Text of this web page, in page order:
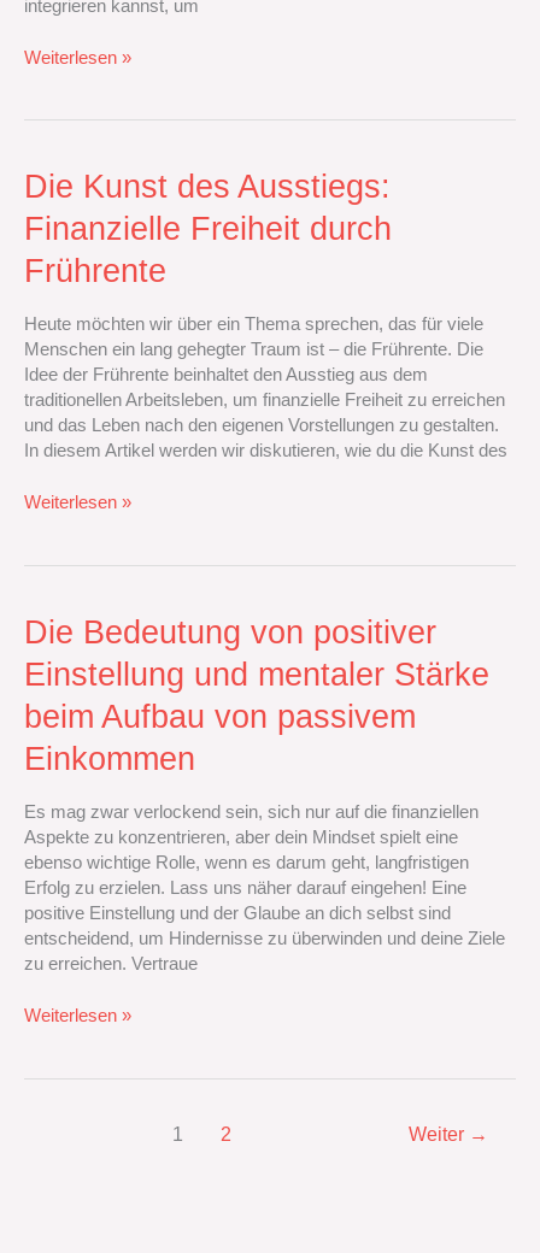
integrieren kannst, um
Weiterlesen »
Die Kunst des Ausstiegs:
Finanzielle Freiheit durch
Frührente
Heute möchten wir über ein Thema sprechen, das für viele
Menschen ein lang gehegter Traum ist – die Frührente. Die
Idee der Frührente beinhaltet den Ausstieg aus dem
traditionellen Arbeitsleben, um finanzielle Freiheit zu erreichen
und das Leben nach den eigenen Vorstellungen zu gestalten.
In diesem Artikel werden wir diskutieren, wie du die Kunst des
Die
Kunst
des
Finanzielle
durch
Frührente
Weiterlesen »
Die Bedeutung von positiver
Einstellung und mentaler Stärke
beim Aufbau von passivem
Einkommen
Es mag zwar verlockend sein, sich nur auf die finanziellen
Aspekte zu konzentrieren, aber dein Mindset spielt eine
ebenso wichtige Rolle, wenn es darum geht, langfristigen
Erfolg zu erzielen. Lass uns näher darauf eingehen! Eine
positive Einstellung und der Glaube an dich selbst sind
entscheidend, um Hindernisse zu überwinden und deine Ziele
zu erreichen. Vertraue
Die
Bedeutung
von
Einstellung
und
mentaler
beim
Aufbau
von
passivem
Einkommen
Weiterlesen »
1 2 Weiter →